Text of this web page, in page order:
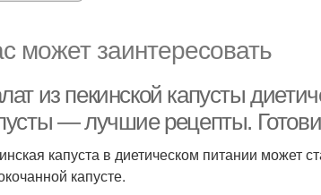
может заинтересовать
из пекинской капусты
— лучшие рецепты.
капуста в диетическом питании может
капусте.